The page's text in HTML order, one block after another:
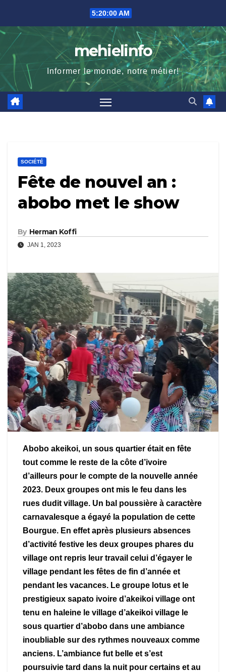
content
5:20:01 AM
mehielinfo
Informer le monde, notre métier!
SOCIÉTÉ
Fête de nouvel an :
abobo met le show
By Herman Koffi
JAN 1, 2023
Abobo akeikoi, un sous quartier était en fête
tout comme le reste de la côte d’ivoire
d’ailleurs pour le compte de la nouvelle année
2023. Deux groupes ont mis le feu dans les
rues dudit village. Un bal poussière à caractère
carnavalesque a égayé la population de cette
Bourgue. En effet après plusieurs absences
d’activité festive les deux groupes phares du
village ont repris leur travail celui d’égayer le
village pendant les fêtes de fin d’année et
pendant les vacances. Le groupe lotus et le
prestigieux sapato ivoire d’akeikoi village ont
tenu en haleine le village d’akeikoi village le
sous quartier d’abobo dans une ambiance
inoubliable sur des rythmes nouveaux comme
anciens. L’ambiance fut belle et s’est
poursuivie tard dans la nuit pour certains et au